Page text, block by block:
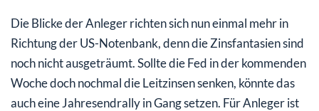
Die Blicke der Anleger richten sich nun einmal mehr in
Richtung der US-Notenbank, denn die Zinsfantasien sind
noch nicht ausgeträumt. Sollte die Fed in der kommenden
Woche doch nochmal die Leitzinsen senken, könnte das
auch eine Jahresendrally in Gang setzen. Für Anleger ist